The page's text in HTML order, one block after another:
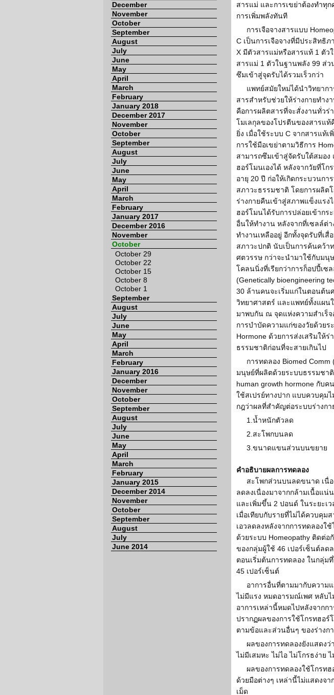
December
November
October
September
August
July
June
May
April
March
February
January 2018
December 2017
November
October
September
August
July
June
May
April
March
February
January 2017
December 2016
November
October
October 29
October 22
October 15
October 8
October 1
September
August
July
June
May
April
March
February
January 2016
December
November
October
September
August
July
June
May
April
March
February
January 2015
December 2014
November
October
September
August
July
June 2014
สารแม่ และการเขย่าต้องทำทุก
การเพิ่มพลังทันที
การเจือจางสารแบบ
C เป็นการเจือจางที่มีประสิทธิ
X มีตัวสารแม่หรือสารแท้ 1 ตัว
สารแม่ 1 ตัวในฐานพลัง 99 ส่
ซึมเข้าสู่จุดรับได้รวมเร็วกว่า
แพทย์สมัยใหม่ได้นำวิทยาก
สารสำหรับช่วยให้ร่างกายทำ
คือการผลิตสารที่จะสั่งงานทั่วร่
โมเลกุลของโปรตีนของสารแท้
ยิ่ง เมื่อใช้ระบบ C จากสารแท้เ
การใช้มือเขย่าตามวิธีการ
สามารถซึมเข้าสู่จัดรับใต้สมอง
ฮอร์โมนเองได้ หลังจากวัยที่โ
อายุ 20 ปี ก่อให้เกิดกระบวนกา
สภาวะธรรมชาติ โดยการผลิต
ร่างกายคืนเข้าสู่สภาพแข็งแรง
ฮอร์โมนได้รับการปล่อยเข้าก
อื่นให้ทำงาน หลังจากที่เซลล์ต่
ทำงานเหลืออยู่ อีกทั้งจุดรับที่เ
สภาวะปกติ นับเป็นการค้นคว้า
ศตวรรษ กว่าจะนำมาใช้กับมนุ
โคลนนิ่งที่เรียกว่าการก็อปปี้เซ
(Genetically bioengineering
30 ล้านคนจะเริ่มแก่ในตอนต้
วิทยาศาสตร์ และแพทย์ทั้งแผ
มาพบกัน ณ จุดแห่งความสำเร็
การบำบัดความแก่ของวัยด้วยร
Hormone ด้วยการส่งเสริมให้
ธรรมชาติก่อนที่จะสายเกินไป
การทดลอง Biomed
มนุษย์ที่ผลิตด้วยระบบธรรมชาติ
human growth hormone กับค
ใช้สเปรย์ทางปาก แบบควบคุม
กฎว่าผลที่สำคัญต่อระบบร่างก
1.น้ำหนักตัวลด
2.สะโพกบนลด
3.ขนาดแขนส่วนบนขยาย
คำอธิบายผลการทดลอง
สะโพกส่วนบนลดขนาด เนื่
ลดลงเนื่องมาจากกล้ามเนื้อแ
และเพิ่มขึ้น 2 ปอนด์ ในระยะเ
เมื่อเทียบกับรายที่ไม่ได้ควบคุ
เอวลดลงหลังจากการทดลองใ
ด้วยระบบ Homeopathy ติดต่อ
ของกลุ่มผู้ใช้ 46 เปอร์เซ็นต์ลด
ตอนเริ่มต้นการทดลอง ในกลุ่ม
45 เปอร์เซ็นต์
อาการอื่นที่ตามมากับความ
ไม่มีแรง หมดอารมณ์เพศ หลับ
อาการเหล่านี้หมดไปหลังจากก
ปรากฏผลของการใช้โกรทฮอ
ตามข้อและส่วนอื่นๆ ของร่างก
ผลของการทดลองยังแสดงว่
ไม่มีเสมหะ ไม่ไอ ไม่โกรธง่าย
ผลของการทดลองใช้โกรท
ด้วยมือต่างๆ เหล่านี้ไม่แสดงจ
เม็ด